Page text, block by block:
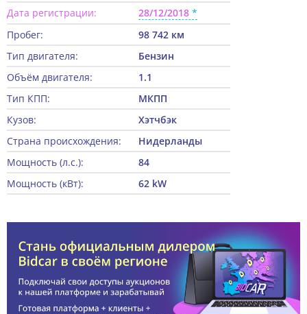
Дата регистрации:
28/12/2018
Пробег:
98 742 км
Тип двигателя:
Бензин
Объём двигателя:
1.1
Тип КПП:
МКПП
Кузов:
Хэтчбэк
Страна происхождения:
Нидерланды
Мощность (л.с.):
84
Мощность (кВт):
62 kW